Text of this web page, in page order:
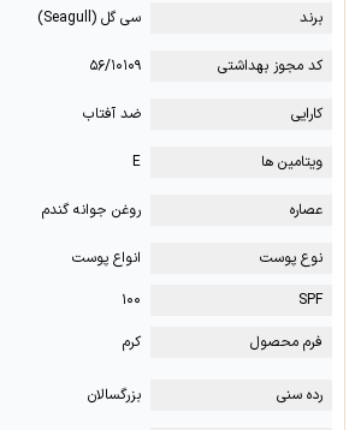
برند
سی گل (Seagull)
کد مجوز بهداشتی ۵۶/۱۰۱۰۹
کارایی ضد آفتاب
ویتامین ها E
عصاره روغن جوانه گندم
نوع پوست
انواع پوست
SPF
۱۰۰
فرم محصول
کرم
رده سنی بزرگسالان